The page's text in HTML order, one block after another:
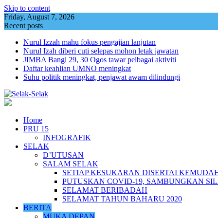
Skip to content
Friday, August 7, 2026
Recent posts
Nurul Izzah mahu fokus pengajian lanjutan
Nurul Izah diberi cuti selepas mohon letak jawatan
JIMBA Bangi 29, 30 Ogos tawar pelbagai aktiviti
Daftar keahlian UMNO meningkat
Suhu politik meningkat, penjawat awam dilindungi
Home
PRU 15
INFOGRAFIK
SELAK
D’UTUSAN
SALAM SELAK
SETIAP KESUKARAN DISERTAI
PUTUSKAN COVID-19, SAMBUNGKAN
SELAMAT BERIBADAH
SELAMAT TAHUN BAHARU 2020
BERITA
MUKA DEPAN